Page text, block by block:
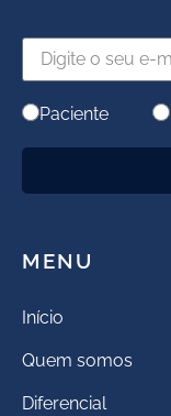
Paciente
MENU
Início
Quem somos
Diferencial